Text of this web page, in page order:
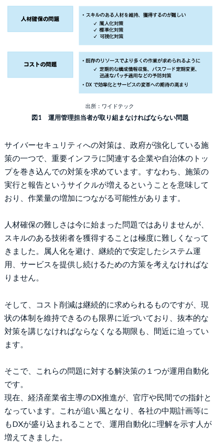
出所：ワイドテック
図1 運用管理担当者が取り組まなければならない問題
サイバーセキュリティへの対策は、政府が強化している施
策の一つで、重要インフラに関連する企業や自治体のトッ
プを巻き込んでの対策を求めています。すなわち、施策の
実行と報告というサイクルが増えるということを意味して
おり、作業量の増加につながる可能性があります。
人材確保の難しさは今に始まった問題ではありませんが、
スキルのある技術者を獲得することは極度に難しくなって
きました。属人化を避け、継続的で安定したシステム運
用、サービスを提供し続けるための方策を考えなければな
りません。
そして、コスト削減は継続的に求められるものですが、現
状の体制を維持できるのも限界に近づいており、抜本的な
対策を講じなければならなくなる期限も、間近に迫ってい
ます。
そこで、これらの問題に対する解決策の１つが運用自動化
です。
現在、経済産業省主導のDX推進が、官庁や民間での指針と
なっています。これが追い風となり、各社の中期計画等に
もDXが盛り込まれることで、運用自動化に理解を示す人が
増えてきました。